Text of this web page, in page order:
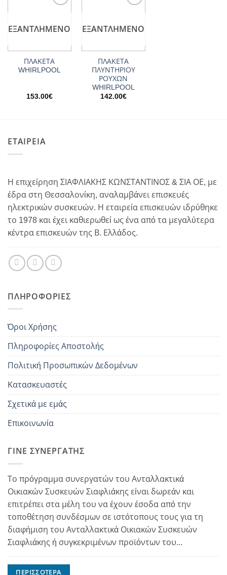
ΕΞΑΝΤΛΗΜΈΝΟ
ΠΛΑΚΕΤΑ
WHIRLPOOL
153.00€
ΕΞΑΝΤΛΗΜΈΝΟ
ΠΛΑΚΕΤΑ
ΠΛΥΝΤΗΡΙΟΥ
ΡΟΥΧΩΝ
WHIRLPOOL
142.00€
ΕΤΑΙΡΕΙΑ
Η επιχείρηση ΣΙΑΦΛΙΑΚΗΣ ΚΩΝΣΤΑΝΤΙΝΟΣ & ΣΙΑ ΟΕ, με
έδρα στη Θεσσαλονίκη, αναλαμβάνει επισκευές
ηλεκτρικών συσκευών. Η εταιρεία επισκευών ιδρύθηκε
το 1978 και έχει καθιερωθεί ως ένα από τα μεγαλύτερα
κέντρα επισκευών της Β. Ελλάδος.
ΠΛΗΡΟΦΟΡΊΕΣ
Όροι Χρήσης
Πληροφορίες Αποστολής
Πολιτική Προσωπικών Δεδομένων
Κατασκευαστές
Σχετικά με εμάς
Επικοινωνία
ΓΊΝΕ ΣΥΝΕΡΓΆΤΗΣ
Το πρόγραμμα συνεργατών του Ανταλλακτικά
Οικιακών Συσκευών Σιαφλιάκης είναι δωρεάν και
επιτρέπει στα μέλη του να έχουν έσοδα από την
τοποθέτηση συνδέσμων σε ιστότοπους τους για τη
διαφήμιση του Ανταλλακτικά Οικιακών Συσκευών
Σιαφλιάκης ή συγκεκριμένων προϊόντων του...
ΠΕΡΙΣΣΌΤΕΡΑ